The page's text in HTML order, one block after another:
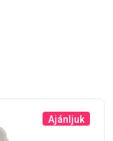
Ajánljuk